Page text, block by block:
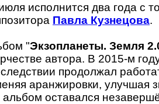
исполнится два года с
Павла Кузнецова.
"Экзопланеты. Земля
автора. В 2015-м
продолжал
аранжировки, улучшая
альбом оставался